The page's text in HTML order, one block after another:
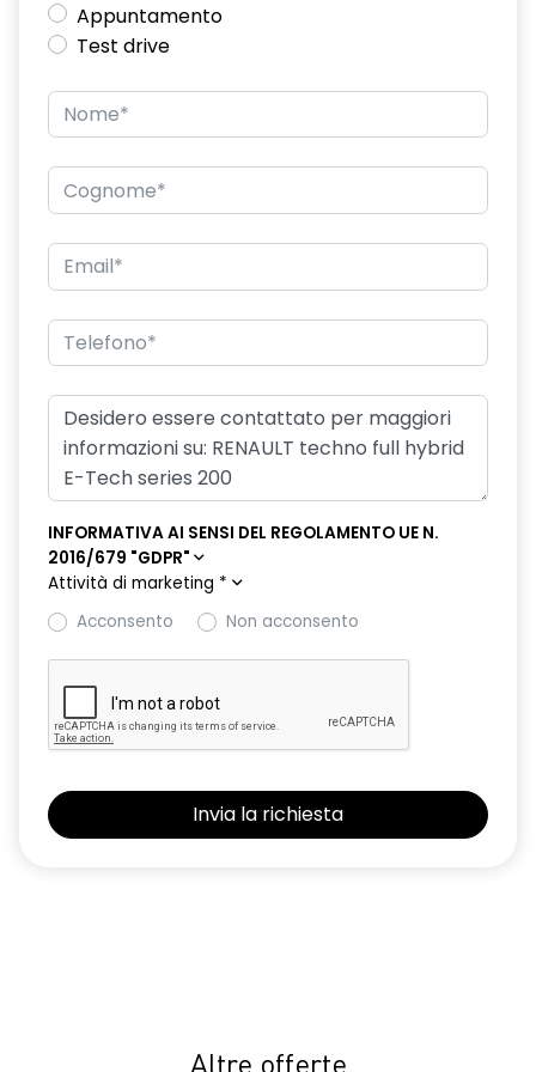
climatizzatore automatico bi-zona
console centrale alta con bracciolo portaoggetti scorrevole
disattivazione ADAS
disattivazione manuale airbag passeggero
distance warning avviso distanza di sicurezza
driver display L-Shape da 12,3''
eCall funzionalità soggetta a copertura di rete;
compatibilità 2G/3G o 4G/5G a seconda del veicolo
ecomode
effetto 3D filigranato, e indicatori di direzione dinamici fari
posteriori
emergency lane keep assist assistenza d'emergenza al
mantenimento della corsia
Fari full LED adaptive vision con funzione fendinebbia
gruppi ottici posteriori a led
hands-free card per apertura/chiusura porte, avviamento
HAR00
Appuntamento
Test drive
INFORMATIVA AI SENSI DEL REGOLAMENTO UE N.
2016/679 "GDPR"
Attività di marketing *
Acconsento
Non acconsento